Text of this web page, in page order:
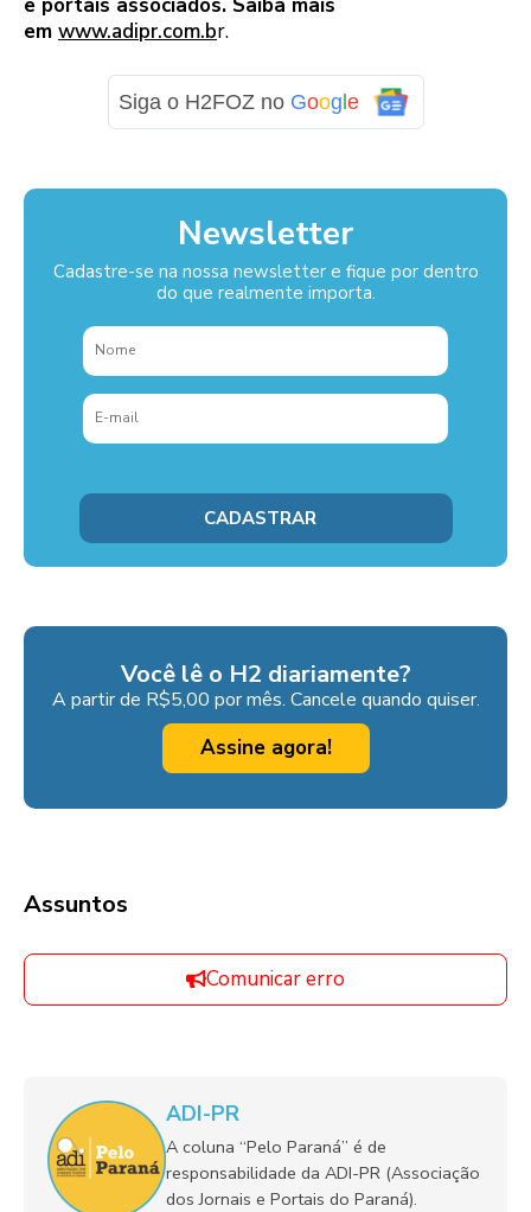
em www.adipr.com.br.
Siga o H2FOZ no Goog e
Newsletter
Cadastre-se na nossa newsletter e fique por dentro
do que realmente importa.
Você lê o H2 diariamente?
A partir de R$5,00 por mês. Cancele quando quiser.
Assine agora!
Assuntos
Comunicar erro
ADI-PR
A coluna “Pelo Paraná” é de
responsabilidade da ADI-PR (Associação
dos Jornais e Portais do Paraná).